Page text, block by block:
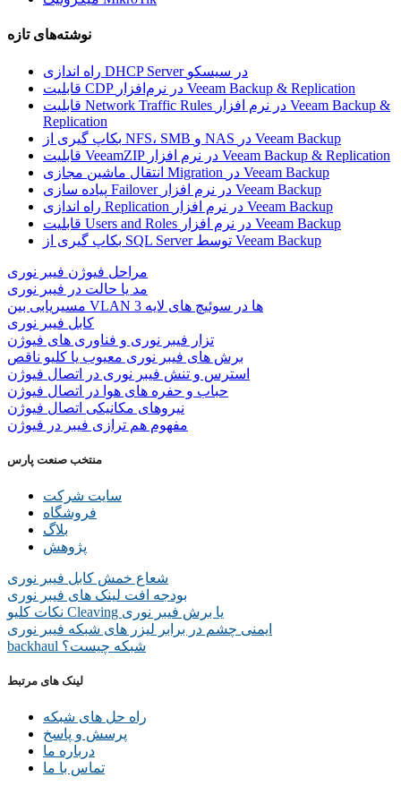
نوشته‌های تازه
راه اندازی DHCP Server در سیسکو
قابلیت CDP در نرم‌افزار Veeam Backup & Replication
قابلیت Network Traffic Rules در نرم افزار Veeam Backup &
Replication
بکاپ گیری از NFS، SMB و NAS در Veeam Backup
قابلیت VeeamZIP در نرم افزار Veeam Backup & Replication
انتقال ماشین مجازی Migration در Veeam Backup
پیاده سازی Failover در نرم افزار Veeam Backup
راه اندازی Replication در نرم افزار Veeam Backup
قابلیت Users and Roles در نرم افزار Veeam Backup
بکاپ گیری از SQL Server توسط Veeam Backup
مراحل فیوژن فیبر نوری
مد یا حالت در فیبر نوری
مسیریابی بین VLAN ها در سوئیچ های لایه 3
کابل فیبر نوری
تزار فیبر نوری و فناوری های فیوژن
برش های فیبر نوری معیوب یا کلیو ناقص
استرس و تنش فیبر نوری در اتصال فیوژن
حباب و حفره‌ های هوا در اتصال فیوژن
نیروهای مکانیکی اتصال فیوژن
مفهوم هم ترازی فیبر در فیوژن
منتخب صنعت پارس
سایت شرکت
فروشگاه
بلاگ
پژوهش
شعاع خمش کابل فیبر نوری
بودجه افت لینک های فیبر نوری
نکات کلیو Cleaving یا برش فیبر نوری
ایمنی چشم در برابر لیزر های شبکه فیبر نوری
backhaul شبکه چیست؟
لینک های مرتبط
راه حل های شبکه
پرسش و پاسخ
درباره ما
تماس با ما